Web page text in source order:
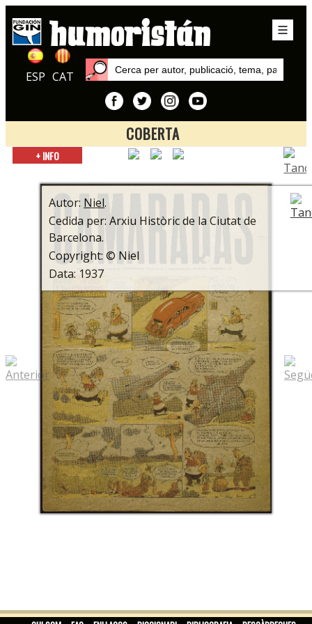
ESP CAT
COBERTA
Inici
Niel
+ INFO
Autor: Niel.
Cedida per: Arxiu Històric de la Ciutat de
Barcelona.
Copyright: © Niel
Data: 1937